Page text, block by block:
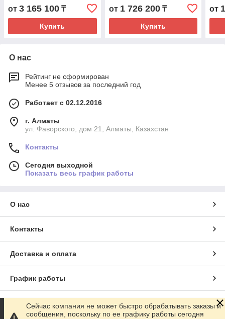
от 3 165 100 ₸
Купить
от 1 726 200₸
Купить
от
О нас
Рейтинг не сформирован
Менее 5 отзывов за последний год
Работает с 02.12.2016
г. Алматы
ул. Фаворского, дом 21, Алматы, Казахстан
Контакты
Сегодня выходной
Показать весь график работы
О нас
Контакты
Доставка и оплата
График работы
Полная версия сайта
Сейчас компания не может быстро обрабатывать заказы и
сообщения, поскольку по ее графику работы сегодня